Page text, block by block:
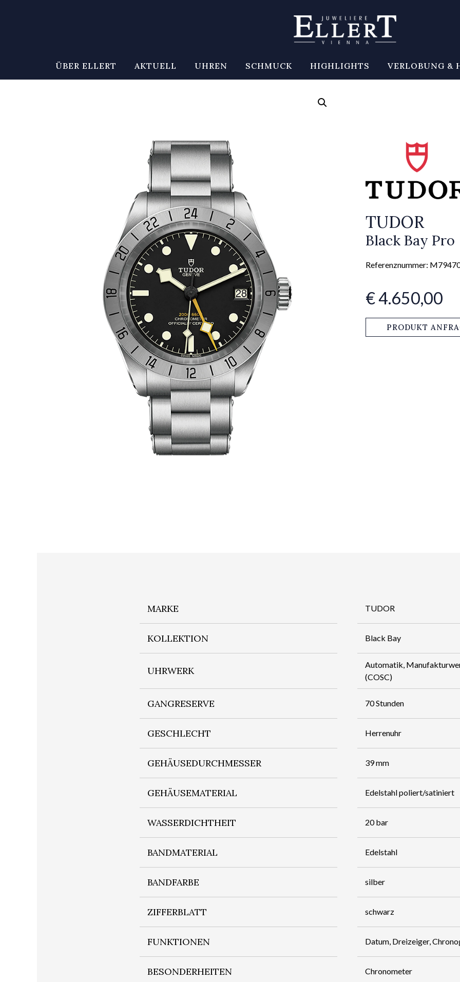
ÜBER ELLERT AKTUELL UHREN SCHMUCK HIGHLIGHTS VERLOBUNG &
TUDOR
Black Bay Pro
Referenznummer:
€ 4.650,00
PRODUKT
MARKE TUDOR
KOLLEKTION Black Bay
UHRWERK
Automatik,
(COSC)
GANGRESERVE 70 Stunden
GESCHLECHT Herrenuhr
GEHÄUSEDURCHMESSER 39 mm
GEHÄUSEMATERIAL Edelstahl poliert/satiniert
WASSERDICHTHEIT 20 bar
BANDMATERIAL Edelstahl
BANDFARBE silber
ZIFFERBLATT schwarz
FUNKTIONEN Datum, Dreizeiger,
BESONDERHEITEN Chronometer